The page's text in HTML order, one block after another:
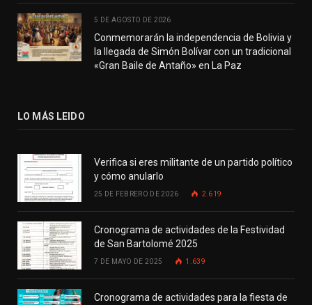
5 DE AGOSTO DE 2026
Conmemorarán la independencia de Bolivia y
la llegada de Simón Bolívar con un tradicional
«Gran Baile de Antaño» en La Paz
LO MÁS LEIDO
Verifica si eres militante de un partido político
y cómo anularlo
25 DE FEBRERO DE 2026 2.619
Cronograma de actividades de la Festividad
de San Bartolomé 2025
7 DE MAYO DE 2025 1.639
Cronograma de actividades para la fiesta de